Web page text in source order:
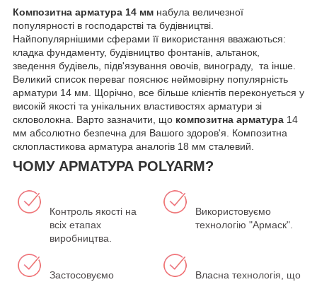
Композитна арматура 14 мм набула величезної
популярності в господарстві та будівництві.
Найпопулярнішими сферами її використання вважаються:
кладка фундаменту, будівництво фонтанів, альтанок,
зведення будівель, підв'язування овочів, винограду, та інше.
Великий список переваг пояснює неймовірну популярність
арматури 14 мм. Щорічно, все більше клієнтів переконується у
високій якості та унікальних властивостях арматури зі
скловолокна. Варто зазначити, що композитна арматура 14
мм абсолютно безпечна для Вашого здоров'я. Композитна
склопластикова арматура аналогів 18 мм сталевий.
ЧОМУ АРМАТУРА POLYARM?
Контроль якості на
всіх етапах
виробництва.
Використовуємо
технологію "Армаск".
Застосовуємо
Власна технологія, що